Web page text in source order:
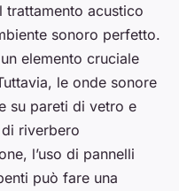
acustico
sonoro perfetto.
elemento cruciale
le onde sonore
su pareti di vetro e
riverbero
l’uso di pannelli
può fare una